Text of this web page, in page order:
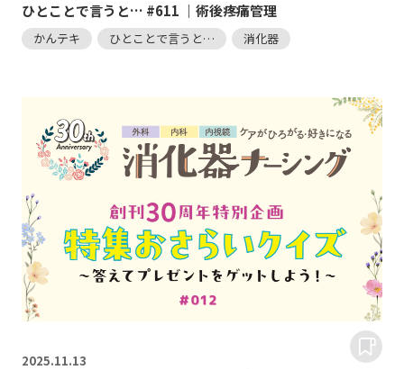
ひとことで言うと… #611 ｜術後疼痛管理
かんテキ ひとことで言うと… 消化器
2025.11.13